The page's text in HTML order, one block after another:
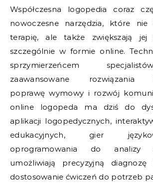
Współczesna logopedia coraz
nowoczesne narzędzia, które nie
terapię, ale także zwiększają jej
szczególnie w formie online.
sprzymierzeńcem
zaawansowane rozwiązania
poprawę wymowy i rozwój
online logopeda ma dziś do
aplikacji logopedycznych,
edukacyjnych, gier
oprogramowania do analizy
umożliwiają precyzyjną
dostosowanie ćwiczeń do potrzeb